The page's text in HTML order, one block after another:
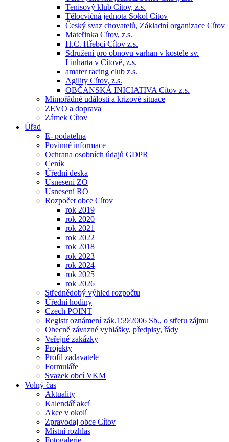
Tenisový klub Cítov, z.s.
Tělocvičná jednota Sokol Cítov
Český svaz chovatelů, Základní organizace Cítov
Mateřinka Cítov, z.s.
H.C. Hřebci Cítov z.s.
Sdružení pro obnovu varhan v kostele sv.
Linharta v Cítově, z.s.
amater racing club z.s.
Agility Cítov, z.s.
OBČANSKÁ INICIATIVA Cítov z.s.
Mimořádné události a krizové situace
ZEVO a doprava
Zámek Cítov
Úřad
E- podatelna
Povinné informace
Ochrana osobních údajů GDPR
Ceník
Úřední deska
Usnesení ZO
Usnesení RO
Rozpočet obce Cítov
rok 2019
rok 2020
rok 2021
rok 2022
rok 2018
rok 2023
rok 2024
rok 2025
rok 2026
Střednědobý výhled rozpočtu
Úřední hodiny
Czech POINT
Registr oznámení zák.159⁄2006 Sb., o střetu zájmu
Obecně závazné vyhlášky, předpisy, řády
Veřejné zakázky
Projekty
Profil zadavatele
Formuláře
Svazek obcí VKM
Volný čas
Aktuality
Kalendář akcí
Akce v okolí
Zpravodaj obce Cítov
Místní rozhlas
Fotogalerie